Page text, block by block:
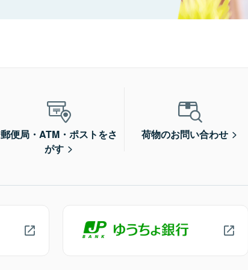
郵便局・ATM・ポストをさ
がす
荷物のお問い合わせ